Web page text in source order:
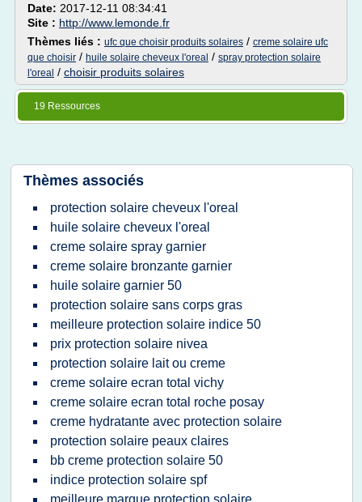
Date: 2017-12-11 08:34:41
Site : http://www.lemonde.fr
Thèmes liés : ufc que choisir produits solaires / creme solaire ufc
que choisir / huile solaire cheveux l'oreal / spray protection solaire
l'oreal / choisir produits solaires
19 Ressources
Thèmes associés
protection solaire cheveux l'oreal
huile solaire cheveux l'oreal
creme solaire spray garnier
creme solaire bronzante garnier
huile solaire garnier 50
protection solaire sans corps gras
meilleure protection solaire indice 50
prix protection solaire nivea
protection solaire lait ou creme
creme solaire ecran total vichy
creme solaire ecran total roche posay
creme hydratante avec protection solaire
protection solaire peaux claires
bb creme protection solaire 50
indice protection solaire spf
meilleure marque protection solaire